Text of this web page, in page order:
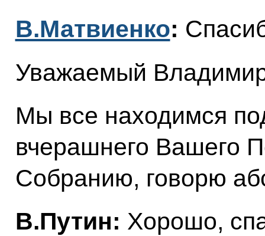
В.Матвиенко:
Уважаемый
Мы все находимся
вчерашнего Вашего
Собранию, говорю
В.Путин: Хорошо,